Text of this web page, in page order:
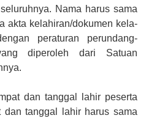
Nama harus sama
akta kelahiran/dokumen kela-
peraturan perundang-
diperoleh dari Satuan
dan tanggal lahir peserta
dan tanggal lahir harus sama